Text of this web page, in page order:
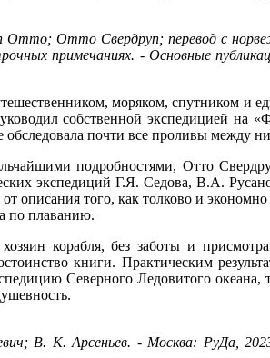
Отто; Отто Свердруп; перевод с
примечаниях. - Основные
моряком, спутником и
собственной экспедицией на
обследовала почти все проливы между
подробностями, Отто
экспедиций Г.Я. Седова, В.А.
описания того, как толково и
по плаванию.
корабля, без заботы и
книги. Практическим
Северного Ледовитого
В. К. Арсеньев. - Москва: РуДа,